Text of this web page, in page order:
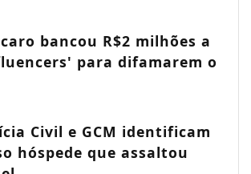
bancou R$2 milhões a
para difamarem o
Civil e GCM identificam
hóspede que assaltou